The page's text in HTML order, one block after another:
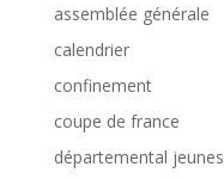
assemblée générale
calendrier
confinement
coupe de france
départemental jeunes